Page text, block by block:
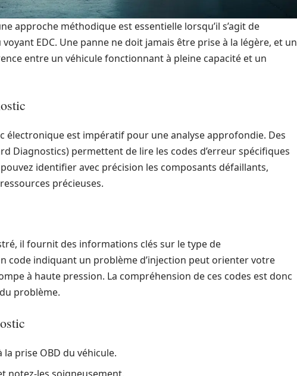
approche méthodique est essentielle lorsqu’il s’agit de
EDC. Une panne ne doit jamais être prise à la légère, et un
entre un véhicule fonctionnant à pleine capacité et un
électronique est impératif pour une analyse approfondie. Des
Diagnostics) permettent de lire les codes d’erreur spécifiques
pouvez identifier avec précision les composants défaillants,
précieuses.
il fournit des informations clés sur le type de
code indiquant un problème d’injection peut orienter votre
à haute pression. La compréhension de ces codes est donc
problème.
la prise OBD du véhicule.